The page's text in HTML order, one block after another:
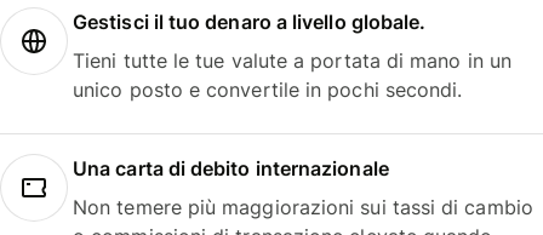
Gestisci il tuo denaro a livello globale.
Tieni tutte le tue valute a portata di mano in un
unico posto e convertile in pochi secondi.
Una carta di debito internazionale
Non temere più maggiorazioni sui tassi di cambio